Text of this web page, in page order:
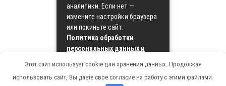
аналитики. Если нет —
измените настройки браузера
или покиньте сайт.
Политика обработки
персональных данных и
Принять
Этот сайт использует cookie для хранения данных. Продолжая
использовать сайт, Вы даете свое согласие на работу с этими файлами.